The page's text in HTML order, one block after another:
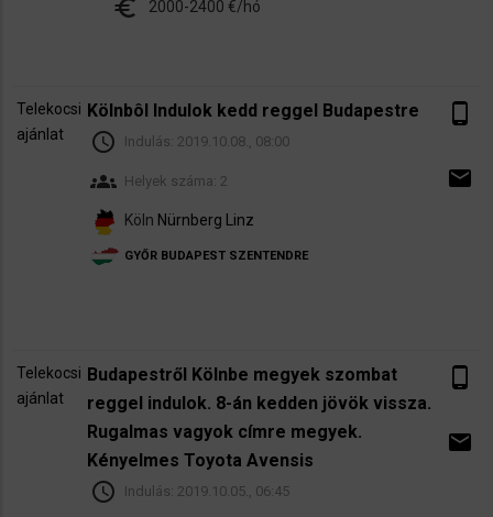
euro 2000-2400 €/hó
Telekocsi
ajánlat
Kölnbôl Indulok kedd reggel Budapestre
schedule Indulás: 2019.10.08., 08:00
groups Helyek száma: 2
Köln Nürnberg Linz
GYŐR BUDAPEST SZENTENDRE
phone_android
email
Telekocsi
ajánlat
Budapestről Kölnbe megyek szombat
reggel indulok. 8-án kedden jövök vissza.
Rugalmas vagyok címre megyek.
Kényelmes Toyota Avensis
schedule Indulás: 2019.10.05., 06:45
phone_android
email